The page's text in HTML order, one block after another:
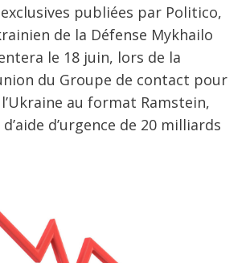
publiées par Politico,
de la Défense Mykhailo
le 18 juin, lors de la
du Groupe de contact pour
au format Ramstein,
d’urgence de 20 milliards